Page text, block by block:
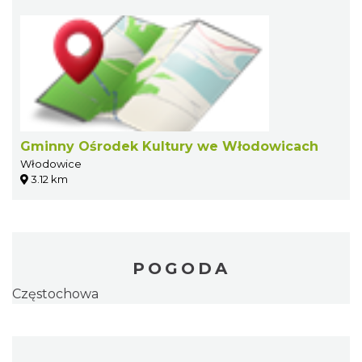
Gminny Ośrodek Kultury we Włodowicach
Włodowice
3.12 km
POGODA
Częstochowa